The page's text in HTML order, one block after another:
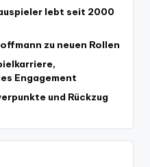
lebt seit 2000
zu neuen Rollen
Engagement
und Rückzug